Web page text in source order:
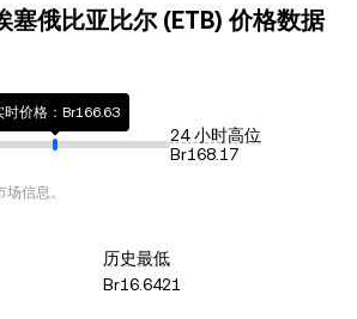
塞俄比亚比尔 (ETB) 价格数据
时价格：Br166.63
24 小时高位
Br168.17
场信息。
历史最低
Br16.6421